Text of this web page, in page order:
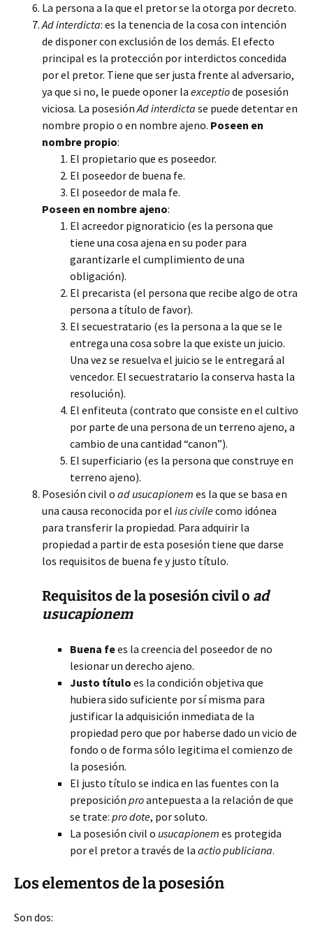
La persona a la que el pretor se la otorga por decreto.
Ad interdicta: es la tenencia de la cosa con intención
de disponer con exclusión de los demás. El efecto
principal es la protección por interdictos concedida
por el pretor. Tiene que ser justa frente al adversario,
ya que si no, le puede oponer la exceptiode posesión
viciosa. La posesiónAd interdicta se puede detentar en
nombre propio o en nombre ajeno. Poseen en
nombre propio:
El propietario que es poseedor.
El poseedor de buena fe.
El poseedor de mala fe.
Poseen en nombre ajeno:
El acreedor pignoraticio (es la persona que
tiene una cosa ajena en su poder para
garantizarle el cumplimiento de una
obligación).
El precarista (el persona que recibe algo de otra
persona a título de favor).
El secuestratario (es la persona a la que se le
entrega una cosa sobre la que existe un juicio.
Una vez se resuelva el juicio se le entregará al
vencedor. El secuestratario la conserva hasta la
resolución).
El enfiteuta (contrato que consiste en el cultivo
por parte de una persona de un terreno ajeno, a
cambio de una cantidad “canon”).
El superficiario (es la persona que construye en
terreno ajeno).
Posesión civil o ad usucapionem es la que se basa en
una causa reconocida por el ius civilecomo idónea
para transferir la propiedad. Para adquirir la
propiedad a partir de esta posesión tiene que darse
los requisitos de buena fe y justo título.
Requisitos de la posesión civil o ad
usucapionem
Buena fees la creencia del poseedor de no
lesionar un derecho ajeno.
Justo título es la condición objetiva que
hubiera sido suficiente por sí misma para
justificar la adquisición inmediata de la
propiedad pero que por haberse dado un vicio de
fondo o de forma sólo legitima el comienzo de
la posesión.
El justo título se indica en las fuentes con la
preposición proantepuesta a la relación de que
se trate: pro dote, por soluto.
La posesión civil o usucapionem es protegida
por el pretor a través de la actio publiciana.
Los elementos de la posesión
Son dos: